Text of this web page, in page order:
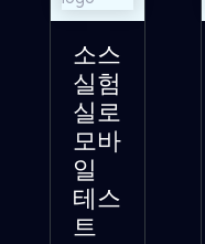
소스
실험
실로
모바
일
테스
트